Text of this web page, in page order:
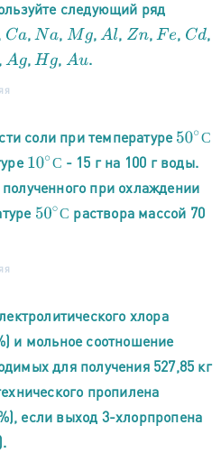
следующий ряд
Ca , Na , Mg , Al , Zn , Fe , Cd ,
Ag ,Hg , Au .
соли при температуре С
50∘С
С
10∘С - 15 г на 100 г воды.
при охлаждении
С
50∘С раствора массой 70
хлора
и мольное соотношение
для получения 527,85 кг
пропилена
если выход 3-хлорпропена